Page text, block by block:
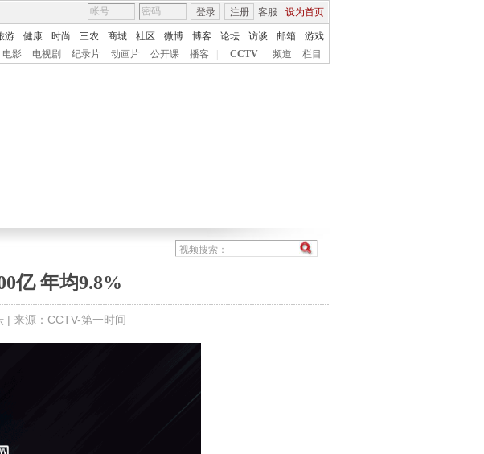
客服 设为首页
登录 注册
游 健康 时尚 三农 商城 社区 微博 博客 论坛 访谈 邮箱
游戏
电影 电视剧 纪录片 动画片 公开课 播客 CCTV 频道 栏目
亿 年均9.8%
| 来源：CCTV-第一时间